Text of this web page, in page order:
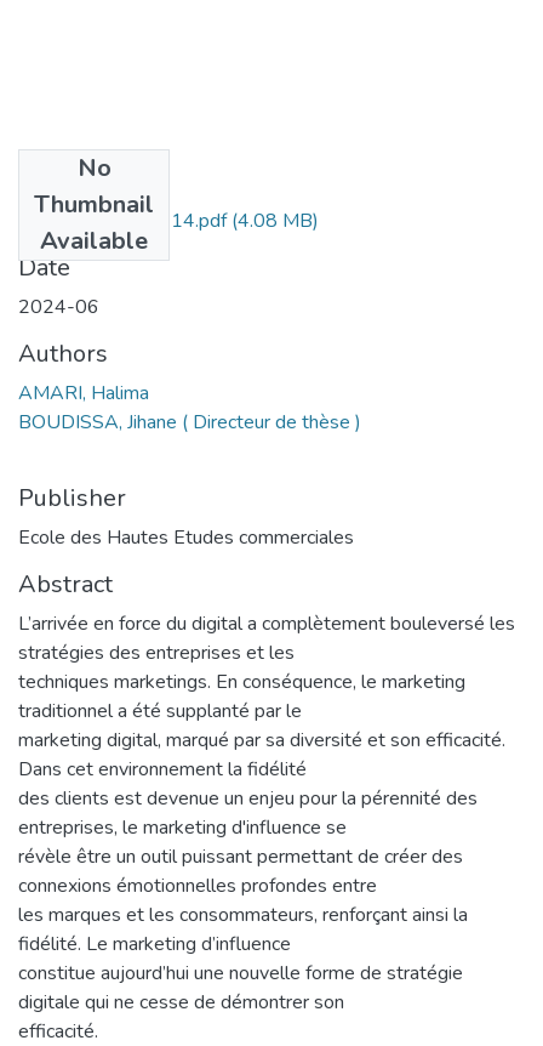
No
Thumbnail
Available
AMARI Halima -114.pdf(4.08 MB)
Date
2024-06
Authors
AMARI, Halima
BOUDISSA, Jihane ( Directeur de thèse )
Publisher
Ecole des Hautes Etudes commerciales
Abstract
L’arrivée en force du digital a complètement bouleversé les
stratégies des entreprises et les
techniques marketings. En conséquence, le marketing
traditionnel a été supplanté par le
marketing digital, marqué par sa diversité et son efficacité.
Dans cet environnement la fidélité
des clients est devenue un enjeu pour la pérennité des
entreprises, le marketing d'influence se
révèle être un outil puissant permettant de créer des
connexions émotionnelles profondes entre
les marques et les consommateurs, renforçant ainsi la
fidélité. Le marketing d’influence
constitue aujourd’hui une nouvelle forme de stratégie
digitale qui ne cesse de démontrer son
efficacité.